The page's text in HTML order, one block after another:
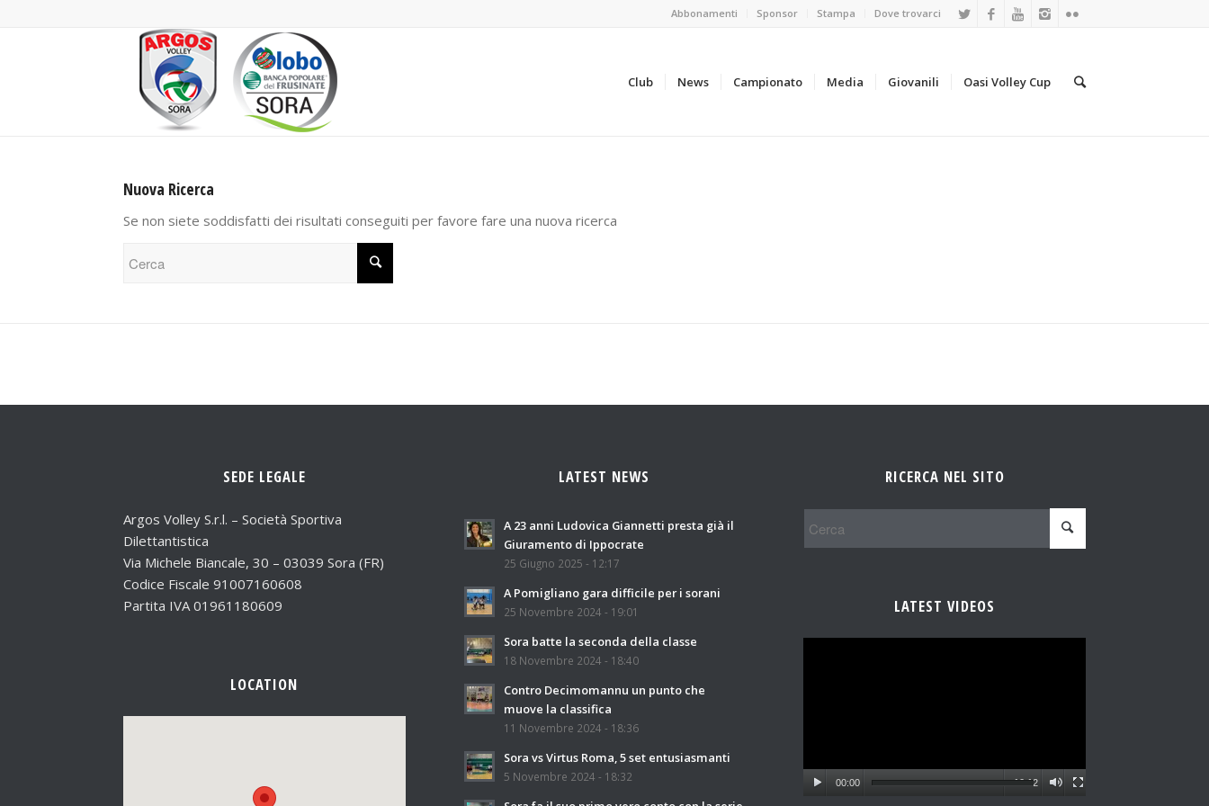
Abbonamenti Sponsor Stampa Dove trovarci
Club News Campionato Media Giovanili Oasi Volley Cup
Nuova Ricerca
Se non siete soddisfatti dei risultati conseguiti per favore fare una nuova ricerca
SEDE LEGALE
Argos Volley S.r.l. – Società Sportiva
Dilettantistica
Via Michele Biancale, 30 – 03039 Sora (FR)
Codice Fiscale 91007160608
Partita IVA 01961180609
LOCATION
LATEST NEWS
A 23 anni Ludovica Giannetti presta già il
Giuramento di Ippocrate
25 Giugno 2025 - 12:17
A Pomigliano gara difficile per i sorani
25 Novembre 2024 - 19:01
Sora batte la seconda della classe
18 Novembre 2024 - 18:40
Contro Decimomannu un punto che
muove la classifica
11 Novembre 2024 - 18:36
Sora vs Virtus Roma, 5 set entusiasmanti
5 Novembre 2024 - 18:32
RICERCA NEL SITO
LATEST VIDEOS
00:00 10:12